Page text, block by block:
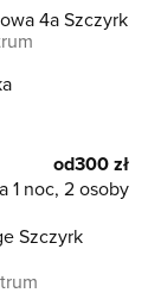
4a Szczyrk
od300 zł
1 noc, 2 osoby
Szczyrk